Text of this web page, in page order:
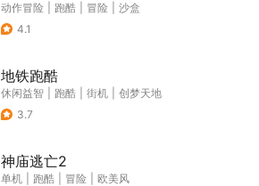
动作冒险 跑酷 冒险
沙盒
4.1
地铁跑酷
休闲益智 跑酷 街机
创梦天地
3.7
神庙逃亡2
单机 跑酷 冒险
欧美风